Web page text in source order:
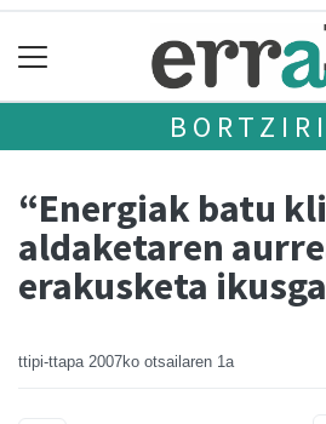
“Energiak batu
aldaketaren
erakusketa
ttipi-ttapa 2007ko otsailaren 1a